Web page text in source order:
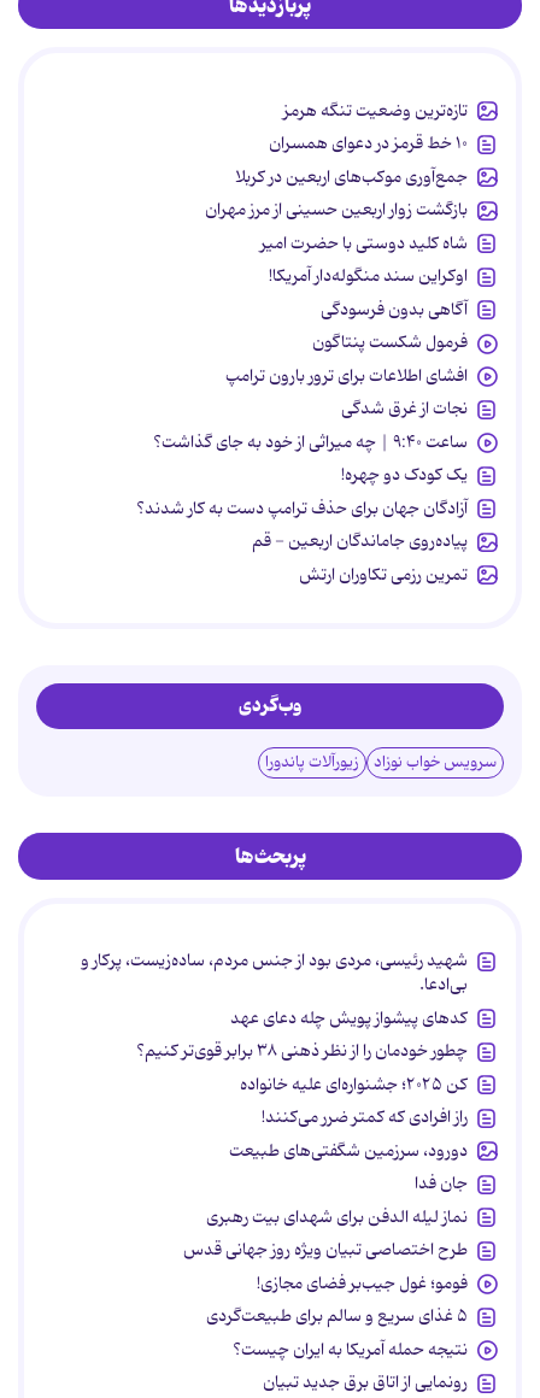
تازه‌ترین وضعیت تنگه هرمز
۱۰ خط قرمز در دعوای همسران
جمع‌آوری موکب‌های اربعین در کربلا
بازگشت زوار اربعین حسینی از مرز مهران
شاه کلید دوستی با حضرت امیر
اوکراین سند منگوله‌دار آمریکا!
آگاهی بدون فرسودگی
فرمول شکست پنتاگون
افشای اطلاعات برای ترور بارون ترامپ
نجات از غرق شدگی
ساعت ۹:۴۰ | چه میراثی از خود به جای گذاشت؟
یک کودک دو چهره!
آزادگان جهان برای حذف ترامپ دست به کار شدند؟
پیاده‌روی جاماندگان اربعین - قم
تمرین رزمی تکاوران ارتش
وب‌گردی
سرویس خواب نوزاد زیورآلات پاندورا
پربحث‌ها
شهید رئیسی، مردی بود از جنس مردم، ساده‌زیست، پرکار و
بی‌ادعا.
کدهای پیشواز پویش چله دعای عهد
چطور خودمان را از نظر ذهنی ۳۸ برابر قوی‌تر کنیم؟
کن ۲۰۲۵؛ جشنواره‌ای علیه خانواده
راز افرادی که کمتر ضرر می‌کنند!
دورود، سرزمین شگفتی‌های طبیعت
جان فدا
نماز لیله الدفن برای شهدای بیت رهبری
طرح اختصاصی تبیان ویژه روز جهانی قدس
فومو؛ غول جیب‌بر فضای مجازی!
۵ غذای سریع و سالم برای طبیعت‌گردی
نتیجه حمله آمریکا به ایران چیست؟
رونمایی از اتاق برق جدید تبیان